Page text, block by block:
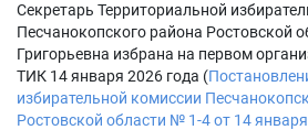
Секретарь Территориальной
Песчанокопского района Ростовской
Григорьевна избрана на первом
ТИК 14 января 2026 года (
избирательной комиссии
Ростовской области № 1-4 от 14